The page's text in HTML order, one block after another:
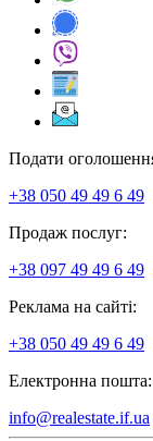
Подати
+38 050 49 49 6 49
Продаж послуг:
+38 097 49 49 6 49
Реклама на сайті:
+38 050 49 49 6 49
Електронна пошта:
info@realestate.if.ua